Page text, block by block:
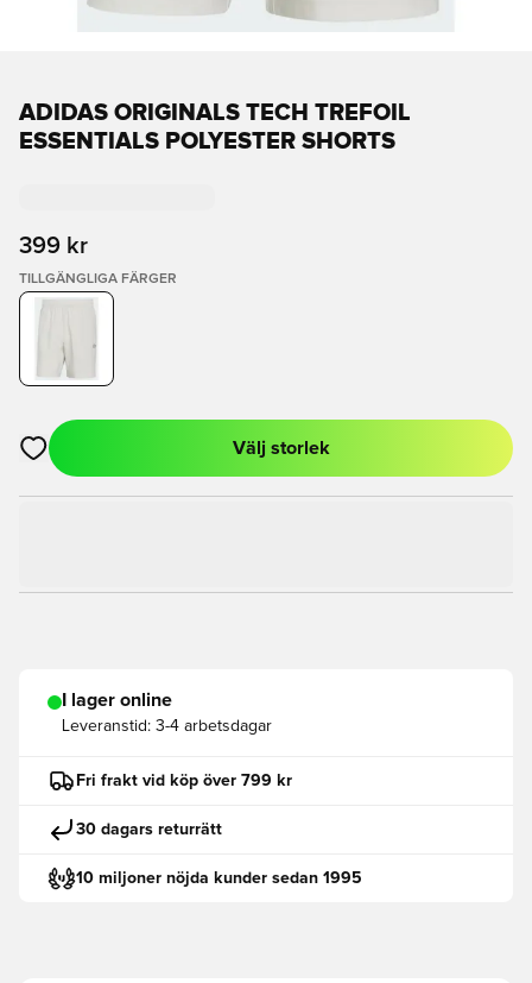
ADIDAS ORIGINALS TECH TREFOIL
ESSENTIALS POLYESTER SHORTS
399 kr
TILLGÄNGLIGA FÄRGER
Öppnar en Modal för att logga in eller registrera dig som
Välj storlek
I lager online
Leveranstid: 3-4 arbetsdagar
Fri frakt vid köp över 799 kr
30 dagars returrätt
10 miljoner nöjda kunder sedan 1995